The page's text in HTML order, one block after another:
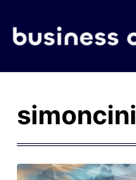
simoncini